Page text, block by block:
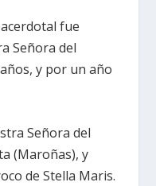
fue
Señora del
y por un año
Señora del
(Maroñas), y
de Stella Maris.